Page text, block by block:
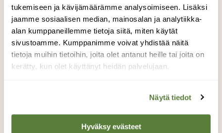
tukemiseen ja kävijämäärämme analysoimiseen. Lisäksi
jaamme sosiaalisen median, mainosalan ja analytiikka-
alan kumppaneillemme tietoja siitä, miten käytät
sivustoamme. Kumppanimme voivat yhdistää näitä
tietoja muihin tietoihin, joita olet antanut heille tai joita on
kerätty, kun olet käyttänyt heidän palvelujaan.
Näytä tiedot
Hyväksy evästeet
Teksti
Tarja Siuvatti